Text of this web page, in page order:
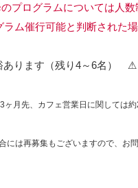
ラムについては人数制
行可能と判断された場合
ります（残り4～6名） ⚠
月先、カフェ営業日に関しては
は再募集もございますので、お